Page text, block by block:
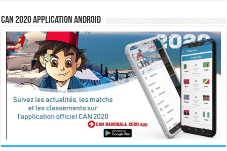
CAN 2020 Application Android